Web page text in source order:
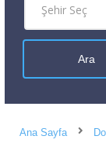
Ana Sayfa